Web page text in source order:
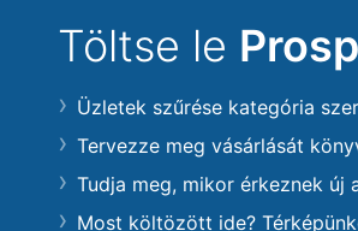
Töltse le
Üzletek szűrése kategória
Tervezze meg vásárlását
Tudja meg, mikor érkeznek új
Most költözött ide?